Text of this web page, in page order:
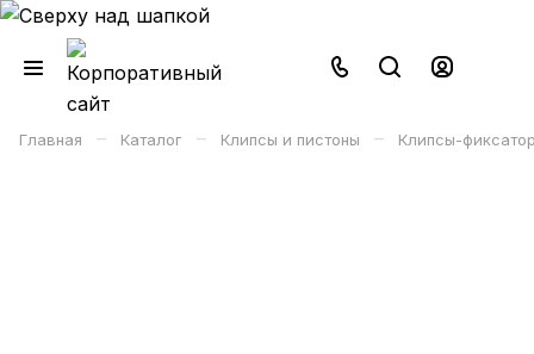
Главная – Каталог – Клипсы и пистоны – Клипсы-